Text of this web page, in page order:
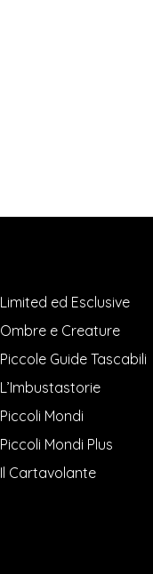
Limited ed Esclusive
Ombre e Creature
Piccole Guide Tascabili
L’Imbustastorie
Piccoli Mondi
Piccoli Mondi Plus
Il Cartavolante